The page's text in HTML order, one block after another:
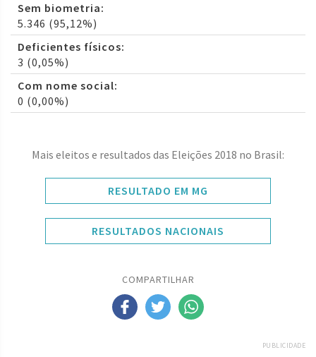
Sem biometria:
5.346 (95,12%)
Deficientes físicos:
3 (0,05%)
Com nome social:
0 (0,00%)
Mais eleitos e resultados das Eleições 2018 no Brasil:
RESULTADO EM MG
RESULTADOS NACIONAIS
COMPARTILHAR
PUBLICIDADE